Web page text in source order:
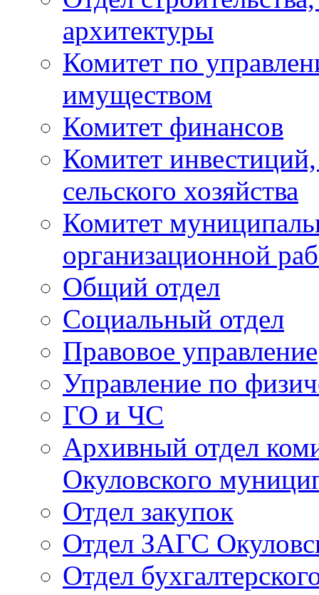
архитектуры
Комитет по
имуществом
Комитет финансов
Комитет
сельского хозяйства
Комитет
организационной
Общий отдел
Социальный отдел
Правовое управление
Управление по
ГО и ЧС
Архивный отдел
Окуловского
Отдел закупок
Отдел ЗАГС
Отдел